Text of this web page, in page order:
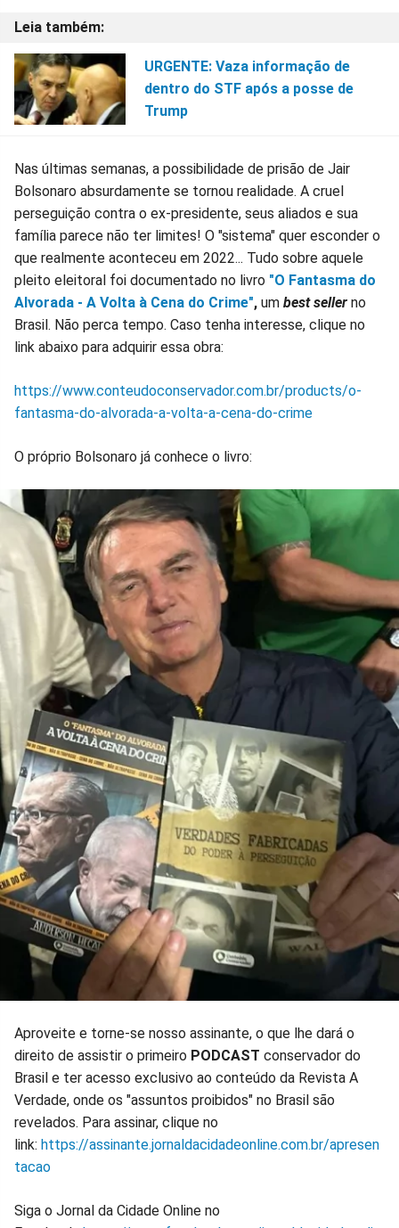
URGENTE: Vaza informação de
dentro do STF após a posse de
Trump
Nas últimas semanas, a possibilidade de prisão de Jair
Bolsonaro absurdamente se tornou realidade. A cruel
perseguição contra o ex-presidente, seus aliados e sua
família parece não ter limites! O "sistema" quer esconder o
que realmente aconteceu em 2022... Tudo sobre aquele
pleito eleitoral foi documentado no livro "O Fantasma do
Alvorada - A Volta à Cena do Crime", um best seller no
Brasil. Não perca tempo. Caso tenha interesse, clique no
link abaixo para adquirir essa obra:
https://www.conteudoconservador.com.br/products/o-
fantasma-do-alvorada-a-volta-a-cena-do-crime
O próprio Bolsonaro já conhece o livro:
Aproveite e torne-se nosso assinante, o que lhe dará o
direito de assistir o primeiro PODCAST conservador do
Brasil e ter acesso exclusivo ao conteúdo da Revista A
Verdade, onde os "assuntos proibidos" no Brasil são
revelados. Para assinar, clique no
link: https://assinante.jornaldacidadeonline.com.br/apresen
tacao
Siga o Jornal da Cidade Online no